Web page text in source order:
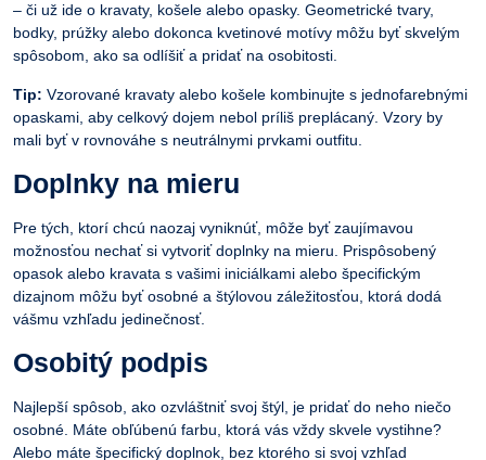
– či už ide o kravaty, košele alebo opasky. Geometrické tvary,
bodky, prúžky alebo dokonca kvetinové motívy môžu byť skvelým
spôsobom, ako sa odlíšiť a pridať na osobitosti.
Tip: Vzorované kravaty alebo košele kombinujte s jednofarebnými
opaskami, aby celkový dojem nebol príliš preplácaný. Vzory by
mali byť v rovnováhe s neutrálnymi prvkami outfitu.
Doplnky na mieru
Pre tých, ktorí chcú naozaj vyniknúť, môže byť zaujímavou
možnosťou nechať si vytvoriť doplnky na mieru. Prispôsobený
opasok alebo kravata s vašimi iniciálkami alebo špecifickým
dizajnom môžu byť osobné a štýlovou záležitosťou, ktorá dodá
vášmu vzhľadu jedinečnosť.
Osobitý podpis
Najlepší spôsob, ako ozvláštniť svoj štýl, je pridať do neho niečo
osobné. Máte obľúbenú farbu, ktorá vás vždy skvele vystihne?
Alebo máte špecifický doplnok, bez ktorého si svoj vzhľad